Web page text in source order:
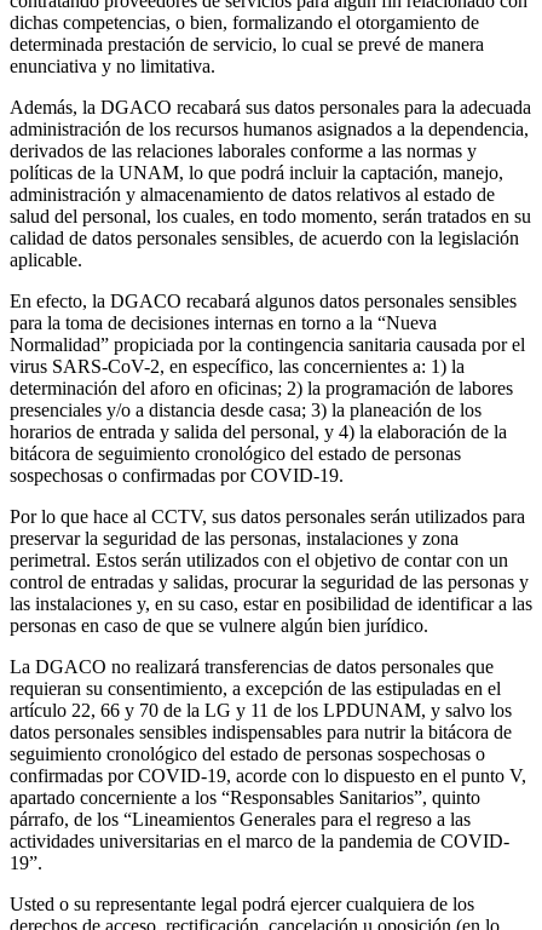
dichas competencias, o bien, formalizando el otorgamiento de
determinada prestación de servicio, lo cual se prevé de manera
enunciativa y no limitativa.
Además, la DGACO recabará sus datos personales para la adecuada
administración de los recursos humanos asignados a la dependencia,
derivados de las relaciones laborales conforme a las normas y
políticas de la UNAM, lo que podrá incluir la captación, manejo,
administración y almacenamiento de datos relativos al estado de
salud del personal, los cuales, en todo momento, serán tratados en su
calidad de datos personales sensibles, de acuerdo con la legislación
aplicable.
En efecto, la DGACO recabará algunos datos personales sensibles
para la toma de decisiones internas en torno a la “Nueva
Normalidad” propiciada por la contingencia sanitaria causada por el
virus SARS-CoV-2, en específico, las concernientes a: 1) la
determinación del aforo en oficinas; 2) la programación de labores
presenciales y/o a distancia desde casa; 3) la planeación de los
horarios de entrada y salida del personal, y 4) la elaboración de la
bitácora de seguimiento cronológico del estado de personas
sospechosas o confirmadas por COVID-19.
Por lo que hace al CCTV, sus datos personales serán utilizados para
preservar la seguridad de las personas, instalaciones y zona
perimetral. Estos serán utilizados con el objetivo de contar con un
control de entradas y salidas, procurar la seguridad de las personas y
las instalaciones y, en su caso, estar en posibilidad de identificar a las
personas en caso de que se vulnere algún bien jurídico.
La DGACO no realizará transferencias de datos personales que
requieran su consentimiento, a excepción de las estipuladas en el
artículo 22, 66 y 70 de la LG y 11 de los LPDUNAM, y salvo los
datos personales sensibles indispensables para nutrir la bitácora de
seguimiento cronológico del estado de personas sospechosas o
confirmadas por COVID-19, acorde con lo dispuesto en el punto V,
apartado concerniente a los “Responsables Sanitarios”, quinto
párrafo, de los “Lineamientos Generales para el regreso a las
actividades universitarias en el marco de la pandemia de COVID-
19”.
Usted o su representante legal podrá ejercer cualquiera de los